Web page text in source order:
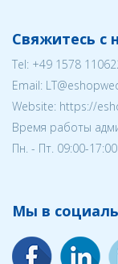
Свяжитесь с
Tel: +49 1578
Email:
Website: https://
Время работы
Пн. - Пт. 09:00-17:00
Мы в